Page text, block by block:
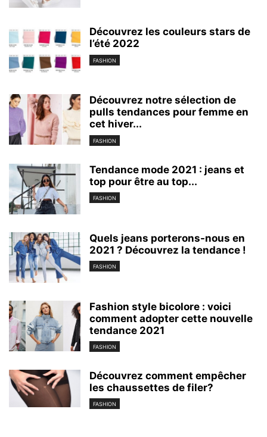
Découvrez les couleurs stars de
l’été 2022
FASHION
Découvrez notre sélection de
pulls tendances pour femme en
cet hiver...
FASHION
Tendance mode 2021 : jeans et
top pour être au top...
FASHION
Quels jeans porterons-nous en
2021 ? Découvrez la tendance !
FASHION
Fashion style bicolore : voici
comment adopter cette nouvelle
tendance 2021
FASHION
Découvrez comment empêcher
les chaussettes de filer?
FASHION